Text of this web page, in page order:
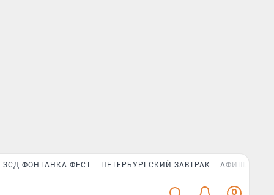
ЗСД ФОНТАНКА ФЕСТ ПЕТЕРБУРГСКИЙ ЗАВТРАК АФИША PLUS